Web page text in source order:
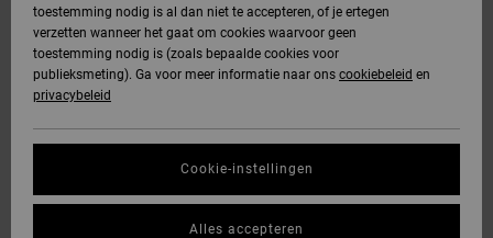
toestemming nodig is al dan niet te accepteren, of je ertegen
verzetten wanneer het gaat om cookies waarvoor geen
toestemming nodig is (zoals bepaalde cookies voor
publieksmeting). Ga voor meer informatie naar ons cookiebeleid en
privacybeleid
Cookie-instellingen
Alles accepteren